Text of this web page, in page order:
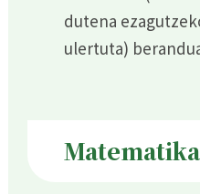
dutena
ulertuta)
Matematika